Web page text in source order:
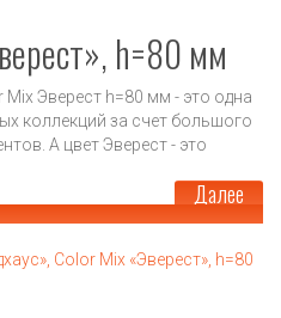
h=80 мм
Эверест h=80 мм - это одна
коллекций за счет большого
А цвет Эверест - это
Далее
Color Mix «Эверест», h=80